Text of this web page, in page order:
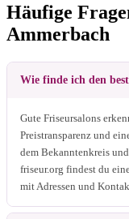
Häufige
Ammerbach
Wie finde ich den
Gute Friseursalons
Preistransparenz und
dem Bekanntenkreis
friseur.org findest du
mit Adressen und